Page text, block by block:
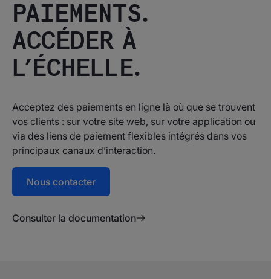
PAIEMENTS.
ACCÉDER À
L’ÉCHELLE.
Acceptez des paiements en ligne là où que se trouvent
vos clients : sur votre site web, sur votre application ou
via des liens de paiement flexibles intégrés dans vos
principaux canaux d’interaction.
Nous contacter
Consulter la documentation